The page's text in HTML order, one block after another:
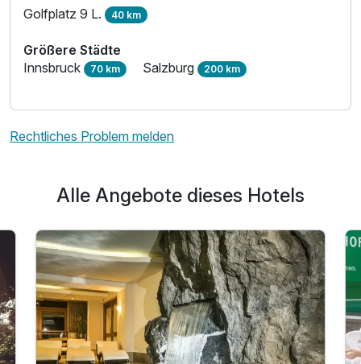
Golfplatz 9 L. 40 km
Größere Städte
Innsbruck 70 km Salzburg 200 km
Rechtliches Problem melden
Alle Angebote dieses Hotels